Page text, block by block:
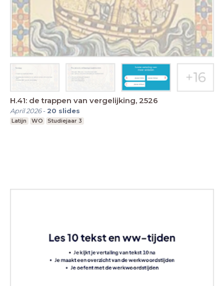
H.41: de trappen van vergelijking, 2526
April 2026- 20 slides
Latijn WO Studiejaar 3